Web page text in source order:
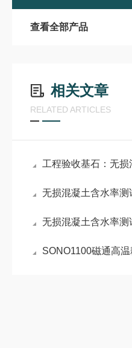
查看全部产品
相关文章
RELATED ARTICLES
工程验收基石：无损混凝土含水率测试仪
无损混凝土含水率测试仪和钻芯法对比：什么情
无损混凝土含水率测试仪操作规程：精
SONO1100磁通高温耦合剂超高温无